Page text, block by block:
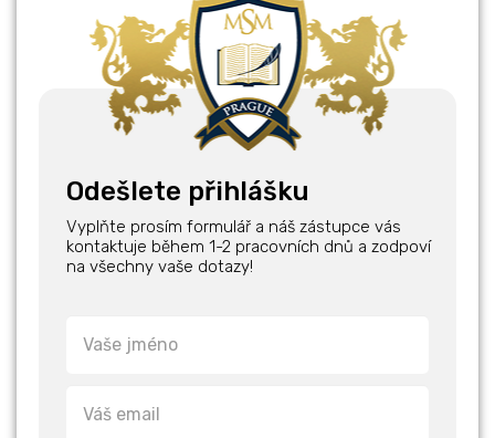
Odešlete přihlášku
Vyplňte prosím formulář a náš zástupce vás
kontaktuje během 1-2 pracovních dnů a zodpoví
na všechny vaše dotazy!